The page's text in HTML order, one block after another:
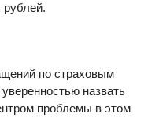
рублей.
по страховым
назвать
проблемы в этом